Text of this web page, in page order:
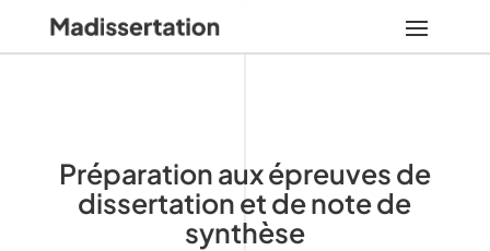
Préparation aux épreuves de
dissertation et de note de
synthèse